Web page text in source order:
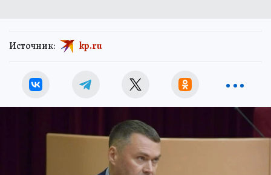
Источник: kp.ru